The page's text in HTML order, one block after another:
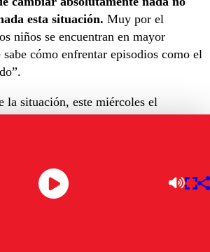
esta situación. Muy por el
niños se encuentran en mayor
cómo enfrentar episodios como el
la situación, este miércoles el
municipal de Quintero decidió
Flores insistió en la necesidad de